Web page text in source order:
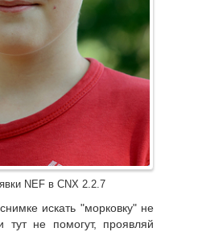
NEF в CNX 2.2.7
искать "морковку" не
тут не помогут, проявляй